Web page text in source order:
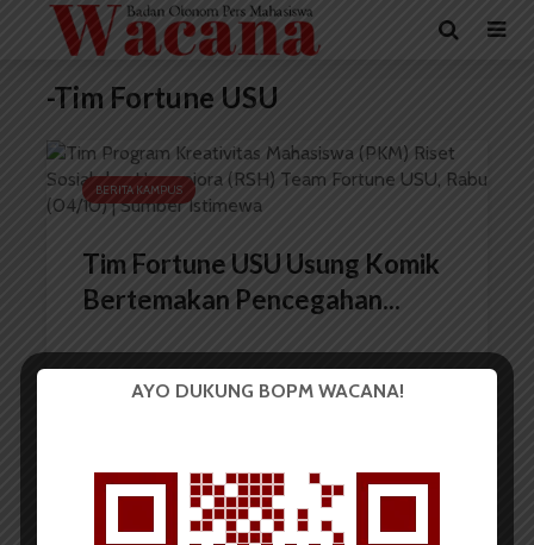
-Tim Fortune USU
BERITA KAMPUS
Tim Fortune USU Usung Komik
Bertemakan Pencegahan...
AYO DUKUNG BOPM WACANA!